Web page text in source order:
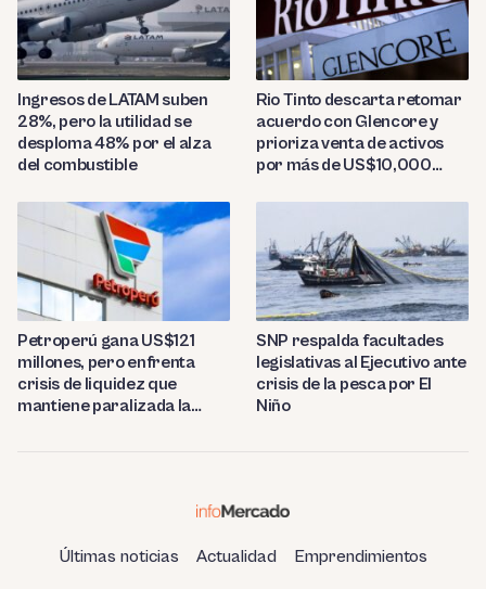
Ingresos de LATAM suben
28%, pero la utilidad se
desploma 48% por el alza
del combustible
Rio Tinto descarta retomar
acuerdo con Glencore y
prioriza venta de activos
por más de US$10,000
Petroperú gana US$121
millones, pero enfrenta
crisis de liquidez que
mantiene paralizada la
SNP respalda facultades
legislativas al Ejecutivo ante
crisis de la pesca por El
Niño
Últimas noticias Actualidad Emprendimientos